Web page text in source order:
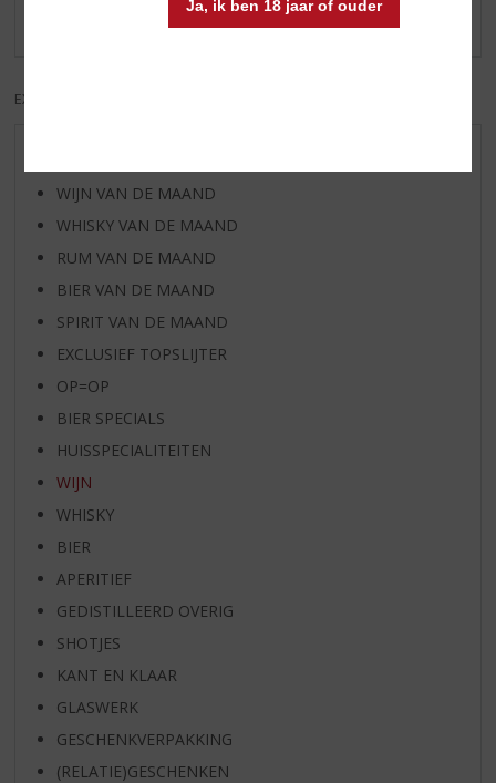
Ja, ik ben 18 jaar of ouder
EXCL. BTW
WIJN VAN DE MAAND
WHISKY VAN DE MAAND
RUM VAN DE MAAND
BIER VAN DE MAAND
SPIRIT VAN DE MAAND
EXCLUSIEF TOPSLIJTER
OP=OP
BIER SPECIALS
HUISSPECIALITEITEN
WIJN
WHISKY
BIER
APERITIEF
GEDISTILLEERD OVERIG
SHOTJES
KANT EN KLAAR
GLASWERK
GESCHENKVERPAKKING
(RELATIE)GESCHENKEN